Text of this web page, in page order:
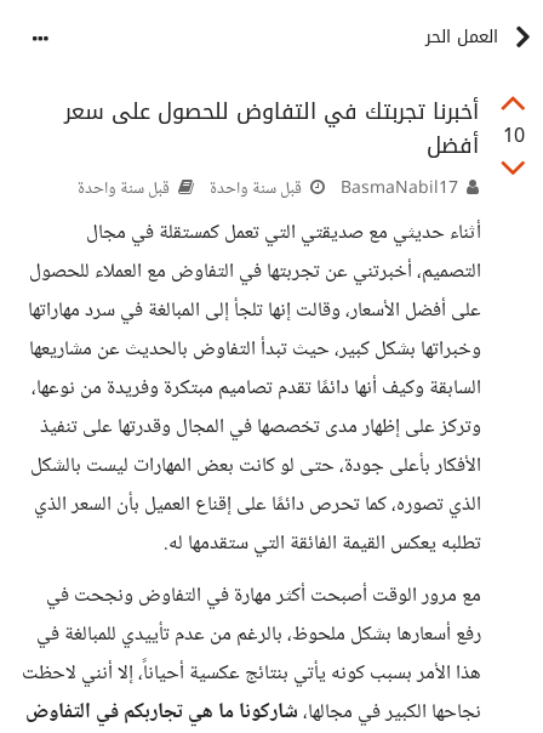
العمل الحر
10
أخبرنا تجربتك في التفاوض للحصول على سعر
أفضل
قبل سنة واحدة قبل سنة واحدة
أثناء حديثي مع صديقتي التي تعمل كمستقلة في مجال
التصميم، أخبرتني عن تجربتها في التفاوض مع العملاء للحصول
على أفضل الأسعار، وقالت إنها تلجأ إلى المبالغة في سرد مهاراتها
وخبراتها بشكل كبير، حيث تبدأ التفاوض بالحديث عن مشاريعها
السابقة وكيف أنها دائمًا تقدم تصاميم مبتكرة وفريدة من نوعها،
وتركز على إظهار مدى تخصصها في المجال وقدرتها على تنفيذ
الأفكار بأعلى جودة، حتى لو كانت بعض المهارات ليست بالشكل
الذي تصوره، كما تحرص دائمًا على إقناع العميل بأن السعر الذي
تطلبه يعكس القيمة الفائقة التي ستقدمها له.
مع مرور الوقت أصبحت أكثر مهارة في التفاوض ونجحت في
رفع أسعارها بشكل ملحوظ، بالرغم من عدم تأييدي للمبالغة في
هذا الأمر بسبب كونه يأتي بنتائج عكسية أحياناً، إلا أنني لاحظت
نجاحها الكبير في مجالها،شاركونا ما هي تجاربكم في التفاوض